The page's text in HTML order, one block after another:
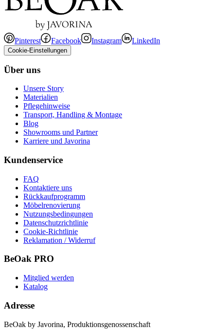
Pinterest Facebook Instagram LinkedIn
Cookie-Einstellungen
Über uns
Unsere Story
Materialien
Pflegehinweise
Transport, Handling & Montage
Blog
Showrooms und Partner
Karriere und Javorina
Kundenservice
FAQ
Kontaktiere uns
Rückkaufprogramm
Möbelrenovierung
Nutzungsbedingungen
Datenschutzrichtlinie
Cookie-Richtlinie
Reklamation / Widerruf
BeOak PRO
Mitglied werden
Katalog
Adresse
BeOak by Javorina, Produktionsgenossenschaft